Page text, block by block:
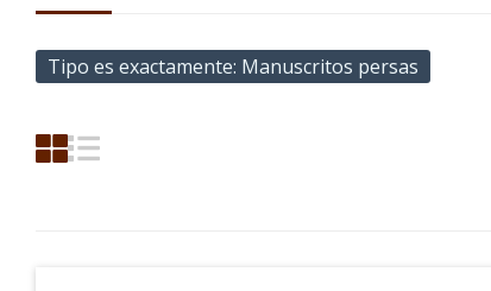
Tipo es exactamente Manuscritos persas